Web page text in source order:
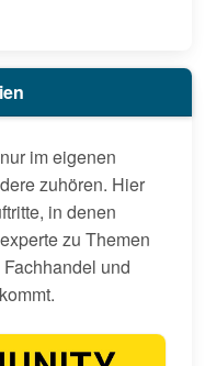
im eigenen
zuhören. Hier
in denen
zu Themen
und